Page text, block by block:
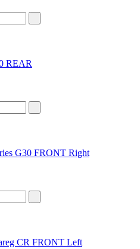
REAR
G30 FRONT Right
CR FRONT Left